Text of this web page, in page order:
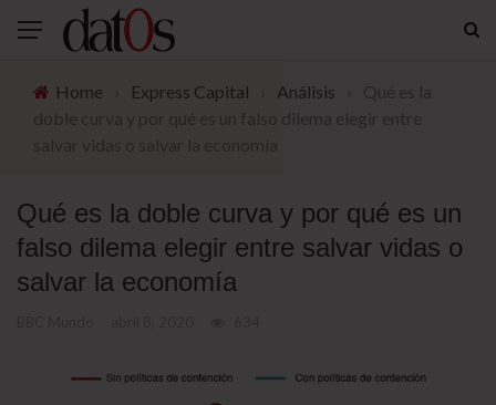
Home Express Capital Análisis
Qué es la doble curva y por qué es un
falso dilema elegir entre salvar vidas o
salvar la economía